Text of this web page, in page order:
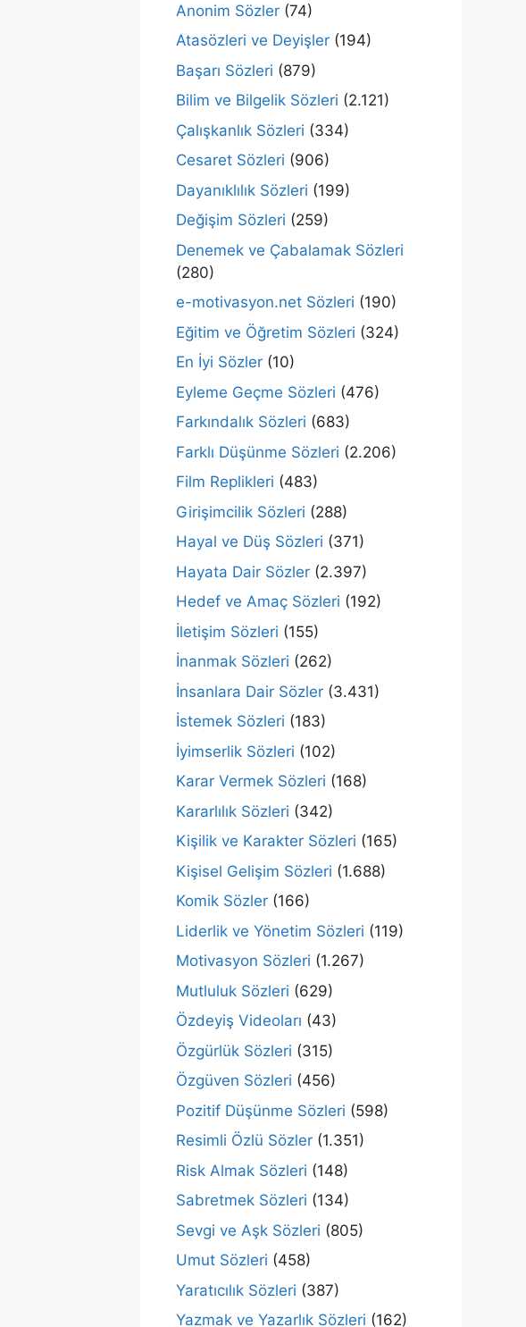
Anonim Sözler (74)
Atasözleri ve Deyişler (194)
Başarı Sözleri (879)
Bilim ve Bilgelik Sözleri (2.121)
Çalışkanlık Sözleri (334)
Cesaret Sözleri (906)
Dayanıklılık Sözleri (199)
Değişim Sözleri (259)
Denemek ve Çabalamak Sözleri
(280)
e-motivasyon.net Sözleri (190)
Eğitim ve Öğretim Sözleri (324)
En İyi Sözler (10)
Eyleme Geçme Sözleri (476)
Farkındalık Sözleri (683)
Farklı Düşünme Sözleri (2.206)
Film Replikleri (483)
Girişimcilik Sözleri (288)
Hayal ve Düş Sözleri (371)
Hayata Dair Sözler (2.397)
Hedef ve Amaç Sözleri (192)
İletişim Sözleri (155)
İnanmak Sözleri (262)
İnsanlara Dair Sözler (3.431)
İstemek Sözleri (183)
İyimserlik Sözleri (102)
Karar Vermek Sözleri (168)
Kararlılık Sözleri (342)
Kişilik ve Karakter Sözleri (165)
Kişisel Gelişim Sözleri (1.688)
Komik Sözler (166)
Liderlik ve Yönetim Sözleri (119)
Motivasyon Sözleri (1.267)
Mutluluk Sözleri (629)
Özdeyiş Videoları (43)
Özgürlük Sözleri (315)
Özgüven Sözleri (456)
Pozitif Düşünme Sözleri (598)
Resimli Özlü Sözler (1.351)
Risk Almak Sözleri (148)
Sabretmek Sözleri (134)
Sevgi ve Aşk Sözleri (805)
Umut Sözleri (458)
Yaratıcılık Sözleri (387)
Yazmak ve Yazarlık Sözleri (162)